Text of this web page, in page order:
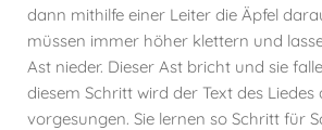
dann mithilfe einer Leiter die Äpfel
müssen immer höher klettern und
Ast nieder. Dieser Ast bricht und sie
diesem Schritt wird der Text des Liedes
vorgesungen. Sie lernen so Schritt für